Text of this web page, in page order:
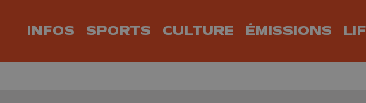
INFOS SPORTS CULTURE ÉMISSIONS